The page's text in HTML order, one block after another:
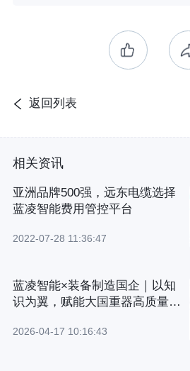
返回列表
相关资讯
亚洲品牌500强，远东电缆选择
蓝凌智能费用管控平台
2022-07-28 11:36:47
蓝凌智能×装备制造国企｜以知
识为翼，赋能大国重器高质量发
2026-04-17 10:16:43